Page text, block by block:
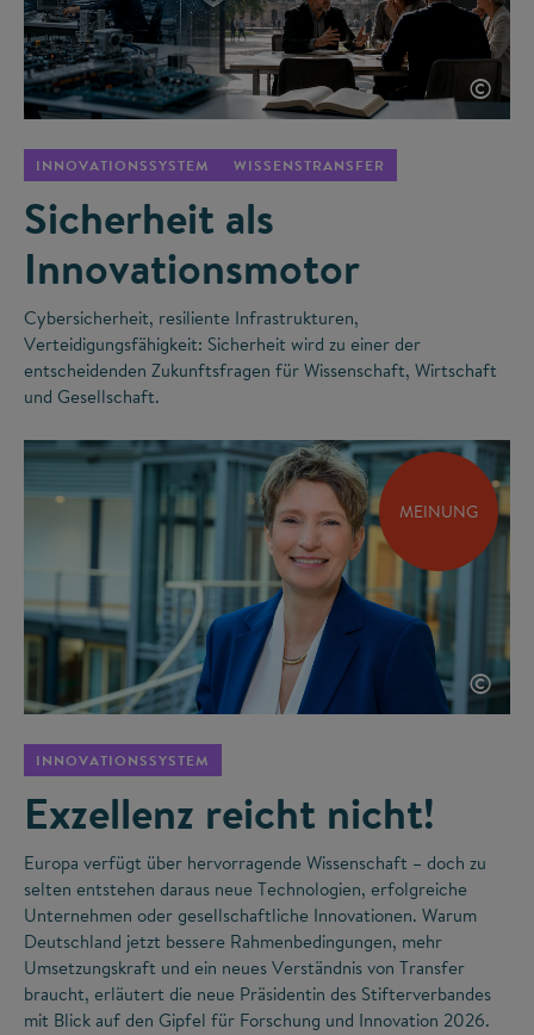
©
INNOVATIONSSYSTEM WISSENSTRANSFER
Sicherheit als
Innovationsmotor
Cybersicherheit, resiliente Infrastrukturen,
Verteidigungsfähigkeit: Sicherheit wird zu einer der
entscheidenden Zukunftsfragen für Wissenschaft, Wirtschaft
und Gesellschaft.
MEINUNG
©
INNOVATIONSSYSTEM
Exzellenz reicht nicht!
Europa verfügt über hervorragende Wissenschaft – doch zu
selten entstehen daraus neue Technologien, erfolgreiche
Unternehmen oder gesellschaftliche Innovationen. Warum
Deutschland jetzt bessere Rahmenbedingungen, mehr
Umsetzungskraft und ein neues Verständnis von Transfer
braucht, erläutert die neue Präsidentin des Stifterverbandes
mit Blick auf den Gipfel für Forschung und Innovation 2026.